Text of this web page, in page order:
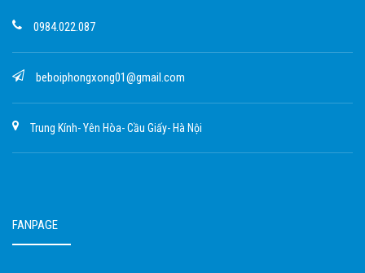
0984.022.087
beboiphongxong01@gmail.com
Trung Kính- Yên Hòa- Cầu Giấy- Hà Nội
FANPAGE